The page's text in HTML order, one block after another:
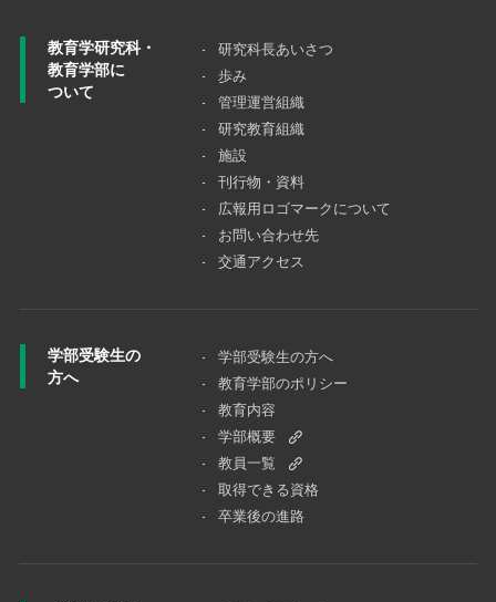
教育学研究科・
教育学部に
ついて
研究科長あいさつ
歩み
管理運営組織
研究教育組織
施設
刊行物・資料
広報用ロゴマークについて
お問い合わせ先
交通アクセス
学部受験生の
方へ
学部受験生の方へ
教育学部のポリシー
教育内容
学部概要
教員一覧
取得できる資格
卒業後の進路